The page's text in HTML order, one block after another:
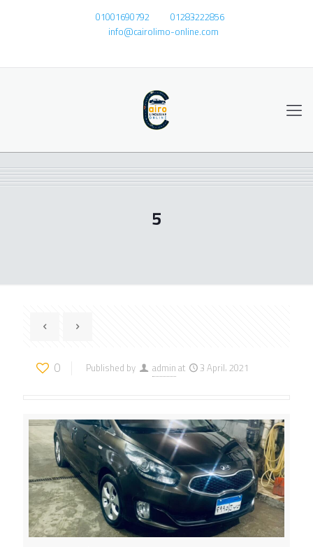
01001690792
01283222856
info@cairolimo-online.com
5
0 Published by adminat 3 April، 2021